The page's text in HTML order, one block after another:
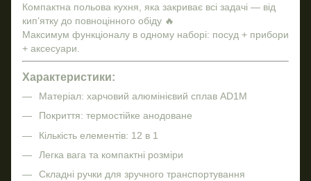
Компактна польова кухня, яка закриває всі задачі — від
кип’ятку до повноцінного обіду 🔥
Максимум функціоналу в одному наборі: посуд + прибори
+ аксесуари.
Характеристики:
Матеріал: харчовий алюмінієвий сплав AD1M
Покриття: термостійке анодоване
Кількість елементів: 12 в 1
Легка вага та компактні розміри
Складні ручки для зручного транспортування